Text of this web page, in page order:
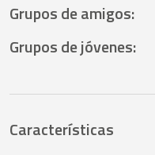
Grupos de amigos:
Grupos de jóvenes:
Características